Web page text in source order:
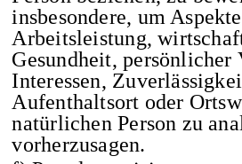
insbesondere, um
Arbeitsleistung,
Gesundheit, persönlicher
Interessen,
Aufenthaltsort oder
natürlichen Person zu
vorherzusagen.